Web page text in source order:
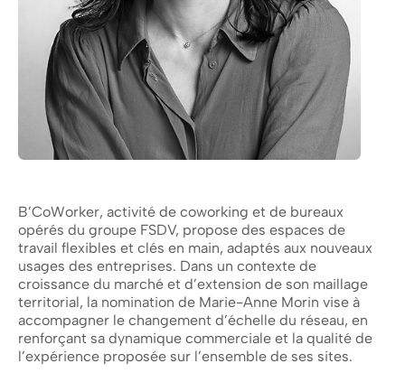
B’CoWorker, activité de coworking et de bureaux
opérés du groupe FSDV, propose des espaces de
travail flexibles et clés en main, adaptés aux nouveaux
usages des entreprises. Dans un contexte de
croissance du marché et d’extension de son maillage
territorial, la nomination de Marie-Anne Morin vise à
accompagner le changement d’échelle du réseau, en
renforçant sa dynamique commerciale et la qualité de
l’expérience proposée sur l’ensemble de ses sites.